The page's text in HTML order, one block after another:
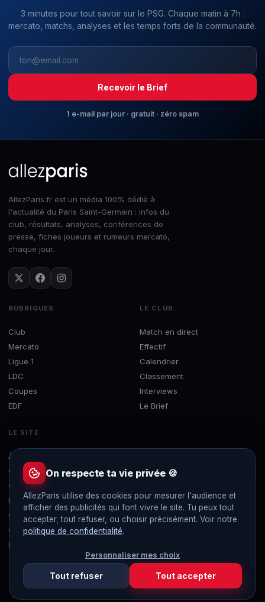
3 minutes pour tout savoir sur le PSG. Chaque matin à 7h :
mercato, matchs, analyses et les temps forts de la communauté.
Recevoir le Brief
1 e-mail par jour · gratuit · zéro spam
AllezParis.fr est un média 100% dédié à
l'actualité du Paris Saint-Germain : infos du
club, résultats, analyses, conférences de
presse, fiches joueurs et rumeurs mercato,
chaque jour.
RUBRIQUES
Club
Mercato
Ligue 1
LDC
Coupes
EDF
LE CLUB
Match en direct
Effectif
Calendrier
Classement
Interviews
Le Brief
LE SITE
À propos
Concours
Contact
Mentions légales
Confidentialité
Gérer les cookies
Flux RSS
© 2019-2026 AllezParis — Tous droits réservés
Site 100% indépendant et sans publicité, non affilié au Paris Saint-Germain
On respecte ta vie privée 🍪
AllezParis utilise des cookies pour mesurer l'audience et
afficher des publicités qui font vivre le site. Tu peux tout
accepter, tout refuser, ou choisir précisément. Voir notre
politique de confidentialité.
Personnaliser mes choix
Tout refuser Tout accepter